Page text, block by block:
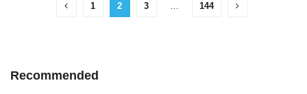
1 2 3 … 144
Recommended